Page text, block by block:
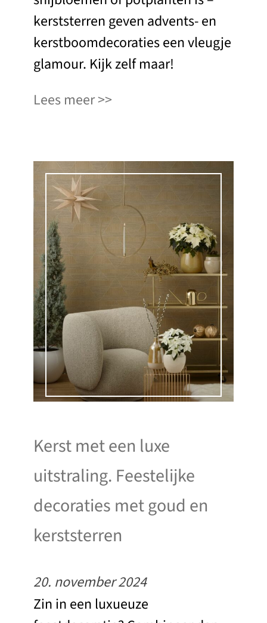
kerststerren geven advents- en
kerstboomdecoraties een vleugje
glamour. Kijk zelf maar!
Lees meer
Kerst met een luxe
uitstraling. Feestelijke
decoraties met goud en
kerststerren
20. november 2024
Zin in een luxueuze